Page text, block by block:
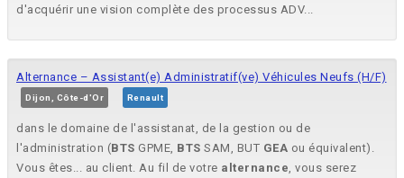
d'acquérir une vision complète des processus ADV...
Alternance – Assistant(e) Administratif(ve) Véhicules Neufs (H/F)
Dijon, Côte-d'Or Renault
dans le domaine de l'assistanat, de la gestion ou de
l'administration (BTS GPME, BTS SAM, BUT GEA ou équivalent).
Vous êtes... au client. Au fil de votre alternance, vous serez